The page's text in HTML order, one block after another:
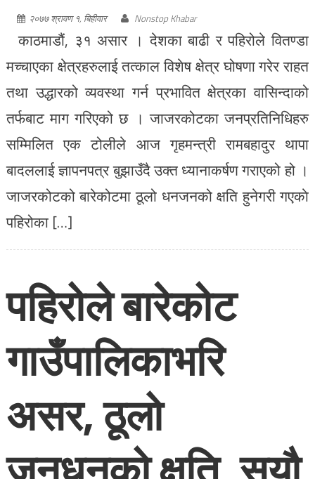
२०७७ श्रावण १, बिहीवार Nonstop Khabar
काठमाडौं, ३१ असार । देशका बाढी र पहिरोले वितण्डा
मच्चाएका क्षेत्रहरुलाई तत्काल विशेष क्षेत्र घोषणा गरेर राहत
तथा उद्धारको व्यवस्था गर्न प्रभावित क्षेत्रका वासिन्दाको
तर्फबाट माग गरिएको छ । जाजरकोटका जनप्रतिनिधिहरु
सम्मिलित एक टोलीले आज गृहमन्त्री रामबहादुर थापा
बादललाई ज्ञापनपत्र बुझाउँदै उक्त ध्यानाकर्षण गराएको हो ।
जाजरकोटको बारेकोटमा ठूलो धनजनको क्षति हुनेगरी गएकाे
पहिरोका […]
पहिरोले बारेकोट
गाउँपालिकाभरि
असर, ठूलो